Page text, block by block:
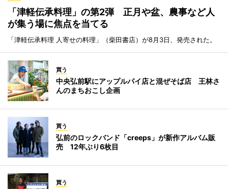
「津軽伝承料理」の第2弾 正月や盆、農事など人
が集う場に焦点を当てる
「津軽伝承料理 人寄せの料理」（柴田書店）が8月3日、発売された。
買う
中央弘前駅にアップルパイ店と混ぜそば店 王林さ
んのまちおこし企画
買う
弘前のロックバンド「creeps」が新作アルバム販
売 12年ぶり6枚目
買う